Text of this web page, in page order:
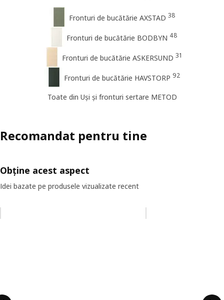
Fronturi de bucătărie AXSTAD 38
Fronturi de bucătărie BODBYN 48
Fronturi de bucătărie ASKERSUND 31
Fronturi de bucătărie HAVSTORP 92
Toate din Uși și fronturi sertare METOD
Recomandat pentru tine
Obține acest aspect
Idei bazate pe produsele vizualizate recent